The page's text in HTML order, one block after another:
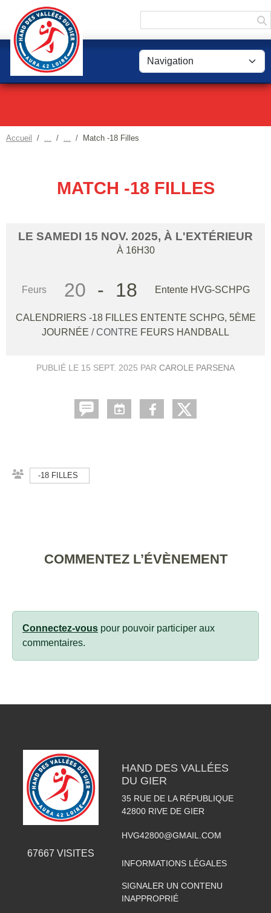
Accueil Match -18 Filles
MATCH -18 FILLES
LE SAMEDI 15 NOV. 2025, À L'EXTÉRIEUR
À 16H30
Feurs 20 - 18 Entente HVG-SCHPG
CALENDRIERS -18 FILLES ENTENTE SCHPG, 5ÈME
JOURNÉE / CONTRE FEURS HANDBALL
PUBLIÉ LE 15 SEPT. 2025 PAR CAROLE PARSENA
-18 FILLES
COMMENTEZ L’ÉVÈNEMENT
Connectez-vous pour pouvoir participer aux
commentaires.
67667 VISITES
HAND DES VALLÉES
DU GIER
35 RUE DE LA RÉPUBLIQUE
42800 RIVE DE GIER
HVG42800@GMAIL.COM
INFORMATIONS LÉGALES
SIGNALER UN CONTENU
INAPPROPRIÉ
Panneau de gestion des cookies